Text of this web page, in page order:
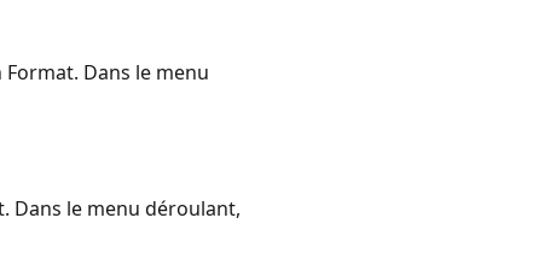
Dans le menu
Dans le menu déroulant,